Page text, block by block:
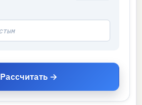
Рассчитать →